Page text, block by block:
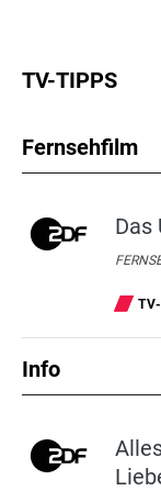
TV-TIPPS
Fernsehfilm
Das
Info